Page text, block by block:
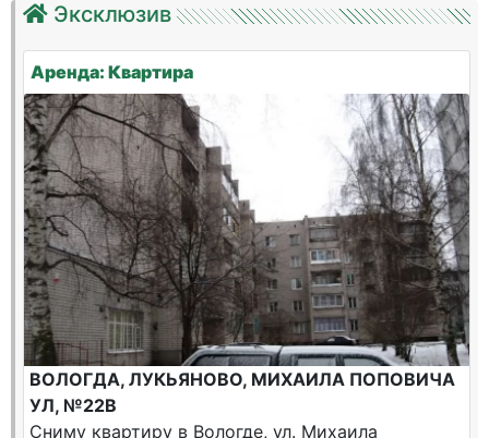
Эксклюзив
Аренда: Квартира
ВОЛОГДА, ЛУКЬЯНОВО, МИХАИЛА ПОПОВИЧА
УЛ, №22В
Сниму квартиру в Вологде, ул. Михаила